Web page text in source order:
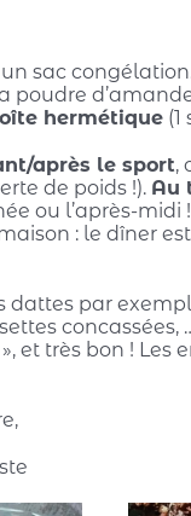
sac
hermétique(1
après le sport,
de poids !). Au
ou l’après-midi
: le dîner
par
et très bon !